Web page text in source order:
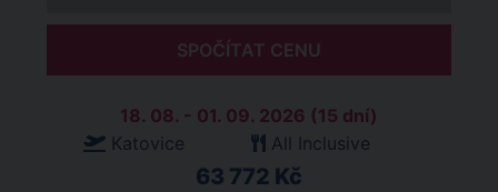
SPOČÍTAT CENU
18. 08. - 01. 09. 2026 (15 dní)
Katovice
All Inclusive
63 772 Kč